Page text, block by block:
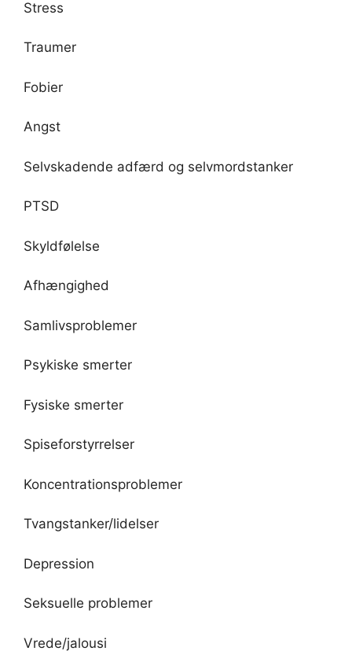
Stress
Traumer
Fobier
Angst
Selvskadende adfærd og selvmordstanker
PTSD
Skyldfølelse
Afhængighed
Samlivsproblemer
Psykiske smerter
Fysiske smerter
Spiseforstyrrelser
Koncentrationsproblemer
Tvangstanker/lidelser
Depression
Seksuelle problemer
Vrede/jalousi